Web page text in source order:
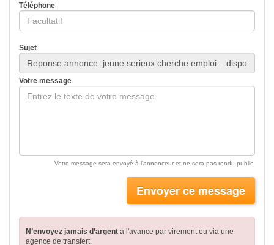
Téléphone
Sujet
Votre message
Votre message sera envoyé à l'annonceur et ne sera pas rendu public.
Envoyer ce message
N’envoyez jamais d’argent à l'avance par virementou via une
agence de transfert.